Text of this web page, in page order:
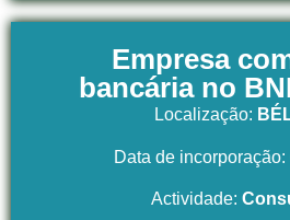
Empresa
bancária no
Localização:
Data de incorporação:
Actividade: